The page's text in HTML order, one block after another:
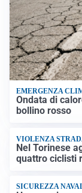
EMERGENZA
Ondata di
bollino rosso
VIOLENZA
Nel Torinese
quattro ciclisti
SICUREZZA